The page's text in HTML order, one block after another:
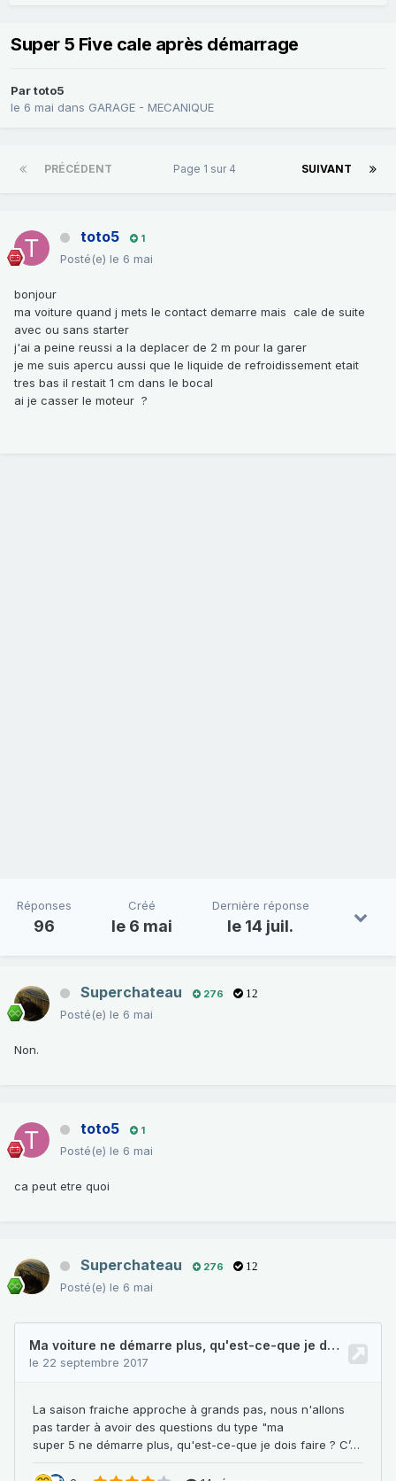
Super 5 Five cale après démarrage
Partoto5
le 6 mai dans GARAGE - MECANIQUE
PRÉCÉDENT SUIVANT
Page 1 sur 4
toto5 1
Posté(e) le 6 mai
bonjour
ma voiture quand j mets le contact demarre mais cale de suite
avec ou sans starter
j'ai a peine reussi a la deplacer de 2 m pour la garer
je me suis apercu aussi que le liquide de refroidissement etait
tres bas il restait 1 cm dans le bocal
ai je casser le moteur ?
Réponses
96
Créé
le 6 mai
Dernière réponse
le 14 juil.
Superchateau 276 12
Posté(e) le 6 mai
Non.
toto5 1
Posté(e) le 6 mai
ca peut etre quoi
Superchateau 276 12
Posté(e) le 6 mai